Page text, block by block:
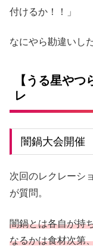
付けるか！！」
なにやら勘違いし
【うる星や
レ
闇鍋大会開催
次回のレクレーシ
が質問。
闇鍋とは各自が持
なるかは食材次第